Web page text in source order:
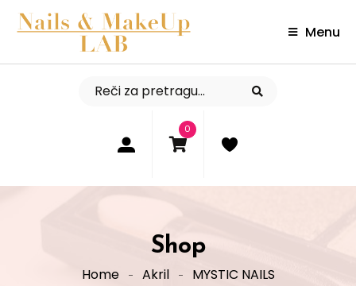
Menu
0
Shop
Home Akril
MYSTIC NAILS